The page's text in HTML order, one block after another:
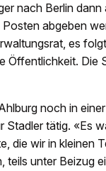
nach Berlin
abgeben
es
Öffentlichkeit. Die
noch in
Stadler tätig. «Es
die wir in kleinen
teils unter Beizug